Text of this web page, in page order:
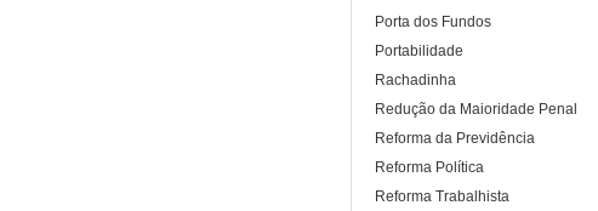
Porta dos Fundos
Portabilidade
Rachadinha
Redução da Maioridade Penal
Reforma da Previdência
Reforma Política
Reforma Trabalhista